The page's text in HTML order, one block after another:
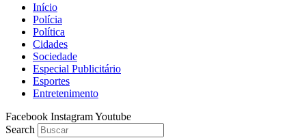
Início
Polícia
Política
Cidades
Sociedade
Especial Publicitário
Esportes
Entretenimento
Facebook InstagramYoutube
Search